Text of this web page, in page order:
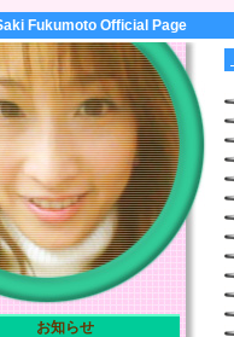
Fukumoto Official Page
お知らせ